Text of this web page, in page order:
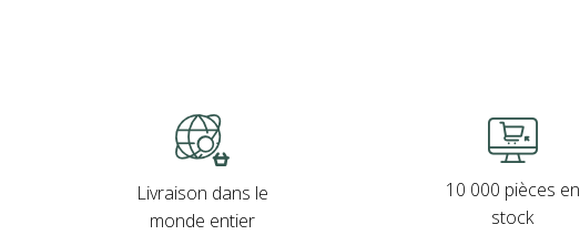
Livraison dans le
monde entier
10 000 pièces en
stock